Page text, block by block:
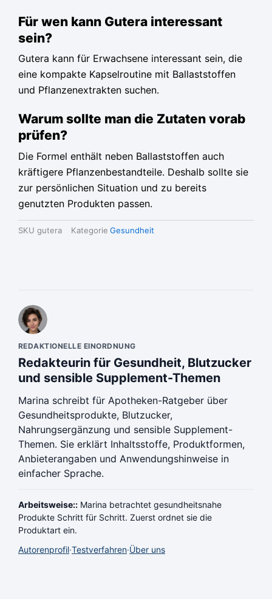
Für wen kann Gutera interessant
sein?
Gutera kann für Erwachsene interessant sein, die
eine kompakte Kapselroutine mit Ballaststoffen
und Pflanzenextrakten suchen.
Warum sollte man die Zutaten vorab
prüfen?
Die Formel enthält neben Ballaststoffen auch
kräftigere Pflanzenbestandteile. Deshalb sollte sie
zur persönlichen Situation und zu bereits
genutzten Produkten passen.
SKU gutera Kategorie Gesundheit
REDAKTIONELLE EINORDNUNG
Redakteurin für Gesundheit, Blutzucker
und sensible Supplement-Themen
Marina schreibt für Apotheken-Ratgeber über
Gesundheitsprodukte, Blutzucker,
Nahrungsergänzung und sensible Supplement-
Themen. Sie erklärt Inhaltsstoffe, Produktformen,
Anbieterangaben und Anwendungshinweise in
einfacher Sprache.
Arbeitsweise:: Marina betrachtet gesundheitsnahe
Produkte Schritt für Schritt. Zuerst ordnet sie die
Produktart ein.
Autorenprofil·Testverfahren·Über uns